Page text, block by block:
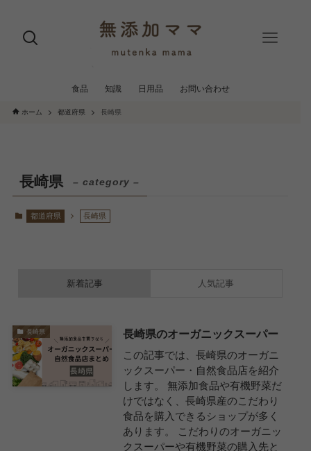
食品 知識 日用品 お問い合わせ
ホーム 都道府県 長崎県
長崎県 – category –
都道府県 長崎県
新着記事 人気記事
長崎県 長崎県のオーガニックスーパー
この記事では、長崎県のオーガニ
ックスーパー・自然食品店を紹介
します。 無添加食品や有機野菜だ
けではなく、長崎県産のこだわり
食品を購入できるショップが多く
あります。 こだわりのオーガニッ
クスーパーや有機野菜の購入先と